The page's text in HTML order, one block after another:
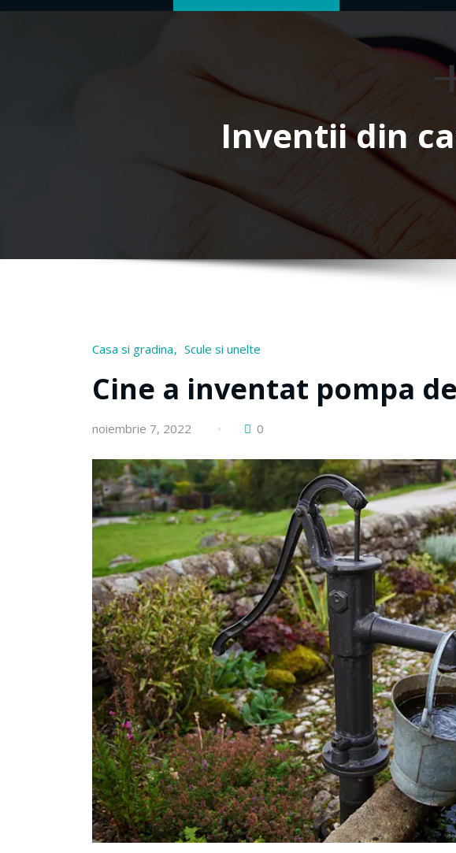
Inventii din
Casa si gradina Scule si unelte
Cine a inventat pompa
noiembrie 7, 2022 0